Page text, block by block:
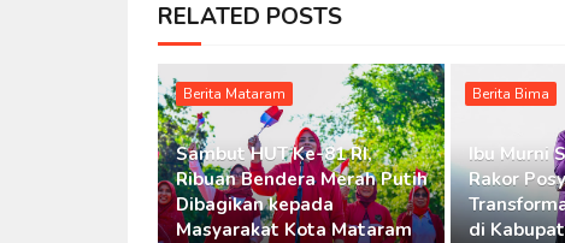
RELATED POSTS
Berita Mataram
Sambut HUT Ke-81 RI,
Ribuan Bendera Merah Putih
Dibagikan kepada
Masyarakat Kota Mataram
Berita Bima
Ibu Murni
Rakor
di